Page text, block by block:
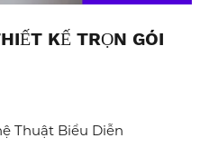
KẾ TRỌN GÓI
Thuật Biểu Diễn